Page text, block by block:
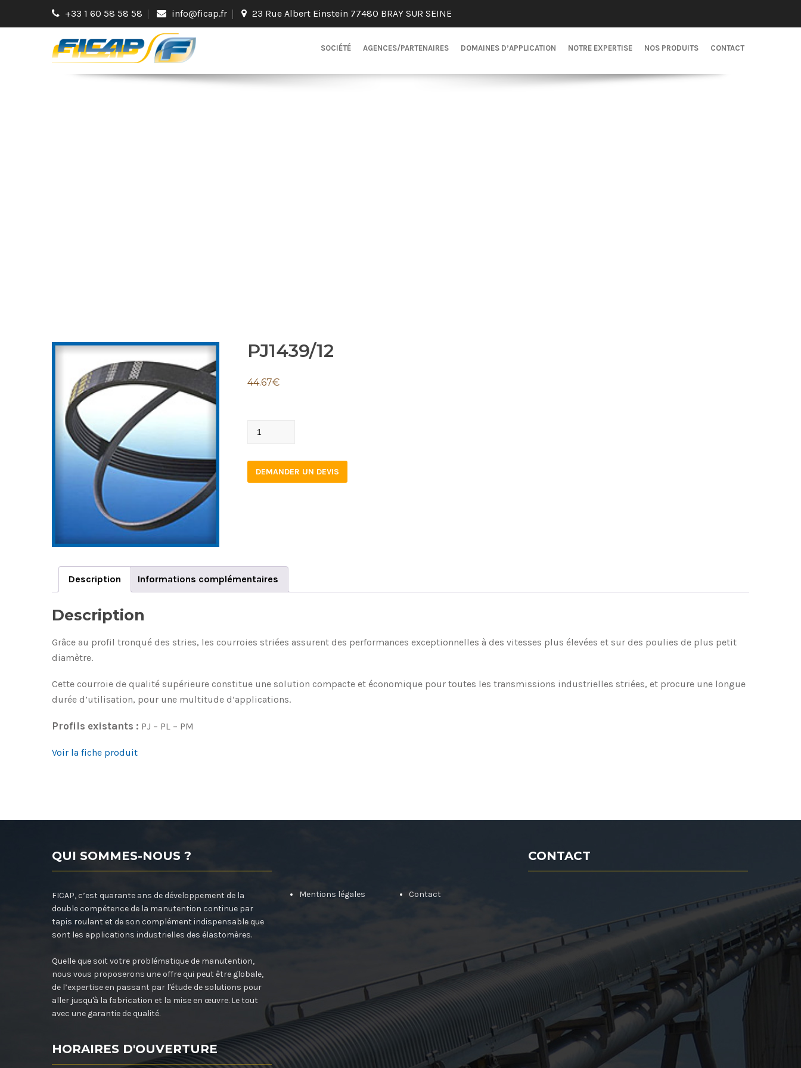
+33 1 60 58 58 58 info@ficap.fr 23 Rue Albert Einstein 77480 BRAY SUR SEINE
SOCIÉTÉ AGENCES/PARTENAIRES DOMAINES D’APPLICATION NOTRE EXPERTISE NOS PRODUITS CONTACT
PJ1439/12
44.67€
PJ1439/12
DEMANDER UN DEVIS
Description Informations complémentaires
Description
Grâce au profil tronqué des stries, les courroies striées assurent des performances exceptionnelles à des vitesses plus élevées et sur des poulies de plus petit
diamètre.
Cette courroie de qualité supérieure constitue une solution compacte et économique pour toutes les transmissions industrielles striées, et procure une longue
durée d’utilisation, pour une multitude d’applications.
Profils existants : PJ – PL – PM
Voir la fiche produit
QUI SOMMES-NOUS ?
FICAP, c’est quarante ans de développement de la
double compétence de la manutention continue par
tapis roulant et de son complément indispensable que
sont les applications industrielles des élastomères.
Quelle que soit votre problématique de manutention,
nous vous proposerons une offre qui peut être globale,
de l’expertise en passant par l'étude de solutions pour
aller jusqu'à la fabrication et la mise en œuvre. Le tout
avec une garantie de qualité.
HORAIRES D'OUVERTURE
Mentions légales Contact
CONTACT